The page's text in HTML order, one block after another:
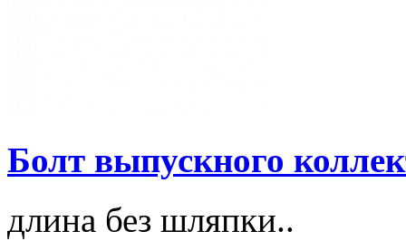
Болт выпускного
длина без шляпки..